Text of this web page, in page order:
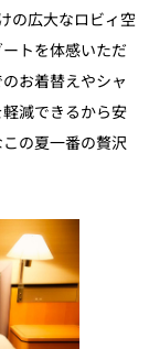
の広大なロビィ空
トを体感いただ
お着替えやシャ
減できるから安
の夏一番の贅沢